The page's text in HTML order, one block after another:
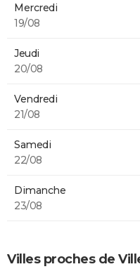
Mercredi
19/08
Jeudi
20/08
Vendredi
21/08
Samedi
22/08
Dimanche
23/08
Villes proches de